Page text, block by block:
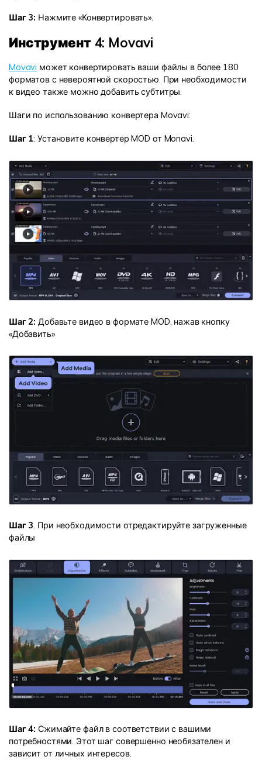
Шаг 3: Нажмите «Конвертировать».
Инструмент 4: Movavi
Movavi может конвертировать ваши файлы в более 180
форматов с невероятной скоростью. При необходимости
к видео также можно добавить субтитры.
Шаги по использованию конвертера Movavi:
Шаг 1: Установите конвертер MOD от Monavi.
Шаг 2: Добавьте видео в формате MOD, нажав кнопку
«Добавить»
Шаг 3. При необходимости отредактируйте загруженные
файлы
Шаг 4: Сжимайте файл в соответствии с вашими
потребностями. Этот шаг совершенно необязателен и
зависит от личных интересов.